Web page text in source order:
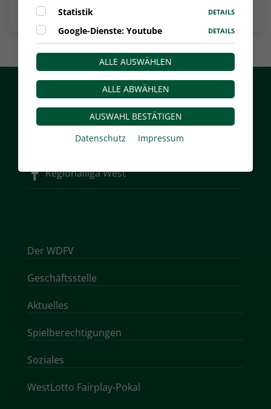
Regionalliga West startet in die Saison 2026/27
StartseiteDer WDFV Aktuelles
Instagram
Regionalliga West
Der WDFV
Geschäftsstelle
Aktuelles
Spielberechtigungen
Soziales
WestLotto Fairplay-Pokal
Statistik DETAILS
Google-Dienste: Youtube DETAILS
ALLE AUSWÄHLEN
ALLE ABWÄHLEN
AUSWAHL BESTÄTIGEN
Datenschutz
Impressum